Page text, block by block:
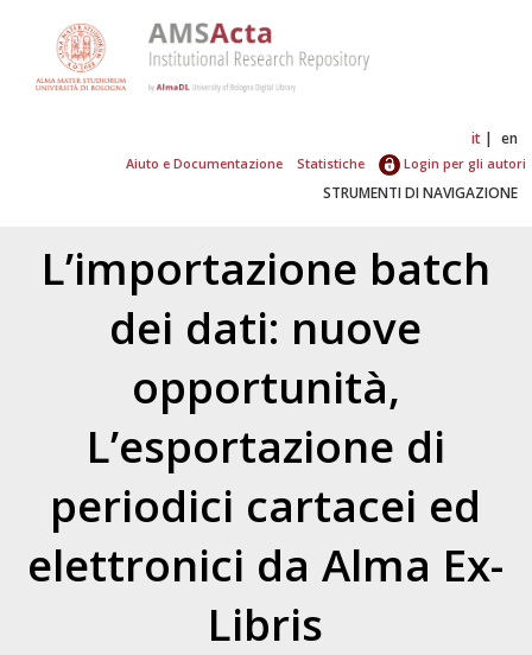
it en
Aiuto e Documentazione Statistiche Login per gli autori
STRUMENTI DI NAVIGAZIONE
L’importazione batch
dei dati: nuove
opportunità,
L’esportazione di
periodici cartacei ed
elettronici da Alma Ex-
Libris